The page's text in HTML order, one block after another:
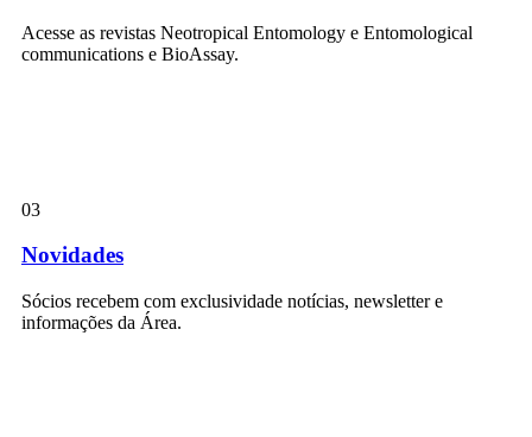
Acesse as revistas Neotropical Entomology e Entomological
communications e BioAssay.
03
Novidades
Sócios recebem com exclusividade notícias, newsletter e
informações da Área.